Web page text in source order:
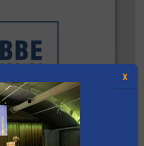
nv gespecialiseerd in
X